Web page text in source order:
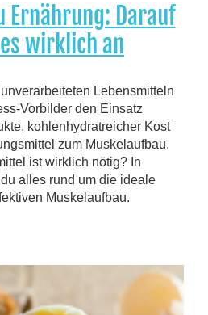
Ernährung: Darauf
wirklich an
Lebensmitteln
Vorbilder den Einsatz
kohlenhydratreicher Kost
zum Muskelaufbau.
ist wirklich nötig? In
alles rund um die ideale
Muskelaufbau.